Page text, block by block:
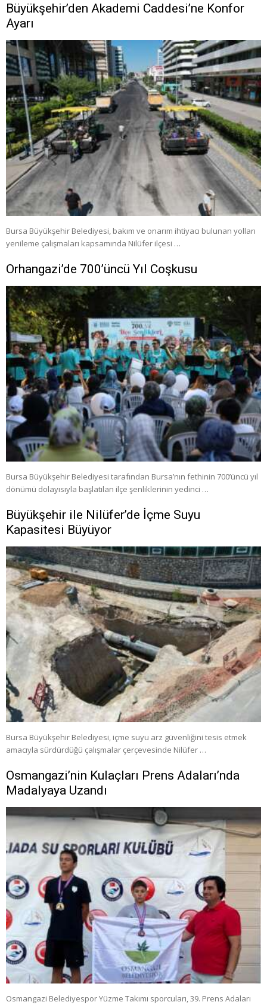
Büyükşehir’den Akademi Caddesi’ne Konfor
Ayarı
Bursa Büyükşehir Belediyesi, bakım ve onarım ihtiyacı bulunan yolları
yenileme çalışmaları kapsamında Nilüfer ilçesi …
Orhangazi’de 700’üncü Yıl Coşkusu
Bursa Büyükşehir Belediyesi tarafından Bursa’nın fethinin 700’üncü yıl
dönümü dolayısıyla başlatılan ilçe şenliklerinin yedinci …
Büyükşehir ile Nilüfer’de İçme Suyu
Kapasitesi Büyüyor
Bursa Büyükşehir Belediyesi, içme suyu arz güvenliğini tesis etmek
amacıyla sürdürdüğü çalışmalar çerçevesinde Nilüfer …
Osmangazi’nin Kulaçları Prens Adaları’nda
Madalyaya Uzandı
Osmangazi Belediyespor Yüzme Takımı sporcuları, 39. Prens Adaları